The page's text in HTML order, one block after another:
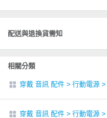
配送與退換貨需知
相關分類
穿戴 音訊 配件 > 行動電源 >
穿戴 音訊 配件 > 行動電源 >